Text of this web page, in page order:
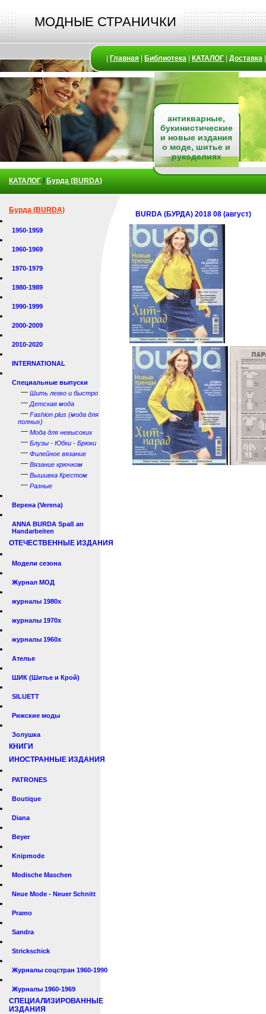
МОДНЫЕ СТРАНИЧКИ
Главная Библиотека КАТАЛОГ Доставка
антикварные,
букинистические
и новые издания
о моде, шитье и
рукоделиях
КАТАЛОГ / Бурда (BURDA)
Бурда (BURDA)
1950-1959
1960-1969
1970-1979
1980-1989
1990-1999
2000-2009
2010-2020
INTERNATIONAL
Специальные выпуски
— Шить легко и быстро
— Детская мода
— Fashion plus (мода для
полных)
— Мода для невысоких
— Блузы - Юбки - Брюки
— Филейное вязание
— Вязание крючком
— Вышивка Крестом
— Разные
Верена (Verena)
ANNA BURDA Spaß an
Handarbeiten
ОТЕЧЕСТВЕННЫЕ ИЗДАНИЯ
Модели сезона
Журнал МОД
журналы 1980х
журналы 1970х
журналы 1960х
Ателье
ШИК (Шитье и Крой)
SILUETT
Рижские моды
Золушка
КНИГИ
ИНОСТРАННЫЕ ИЗДАНИЯ
PATRONES
Boutique
Diana
Beyer
Knipmode
Modische Maschen
Neue Mode - Neuer Schnitt
Pramo
Sandra
Strickschick
Журналы соцстран 1960-1990
Журналы 1960-1969
СПЕЦИАЛИЗИРОВАННЫЕ
ИЗДАНИЯ
BURDA (БУРДА) 2018 08 (август)